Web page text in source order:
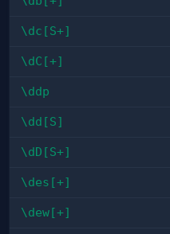
\dc[S+]
\dC[+]
\ddp
\dd[S]
\dD[S+]
\des[+]
\dew[+]